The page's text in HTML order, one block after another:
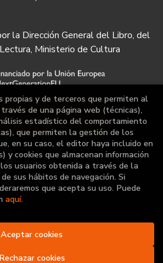
la Dirección General del Libro, del
Ministerio de Cultura
Deportiva. Todos los Derechos
propias y de terceros que permiten al
de una página web (técnicas),
estadístico del comportamiento
que permiten la gestión de los
en su caso, el editor haya incluido en
y cookies que almacenan información
usuarios obtenida a través de la
sus hábitos de navegación. Si
que acepta su uso. Puede
aquí.
Rechazar cookies
Aceptar cookies